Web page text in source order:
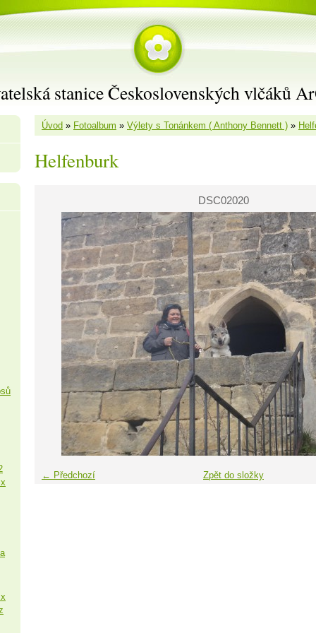
stanice Československých vlčáků
Úvod » Fotoalbum » Výlety s Tonánkem ( Anthony Bennett ) »
Helfenburk
DSC02020
← Předchozí Zpět do složky